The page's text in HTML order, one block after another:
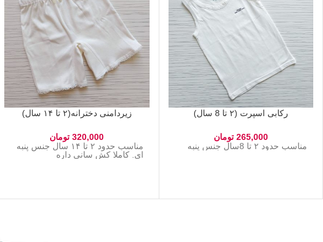
رکابی اسپرت (۲ تا 8 سال)
265,000 تومان
مناسب حدود ۲ تا 8سال جنس پنبه
زیردامنی دخترانه(۲ تا ۱۴ سال)
320,000 تومان
مناسب حدود ۲ تا ۱۴ سال جنس پنبه
ای. کاملا کش سانی داره